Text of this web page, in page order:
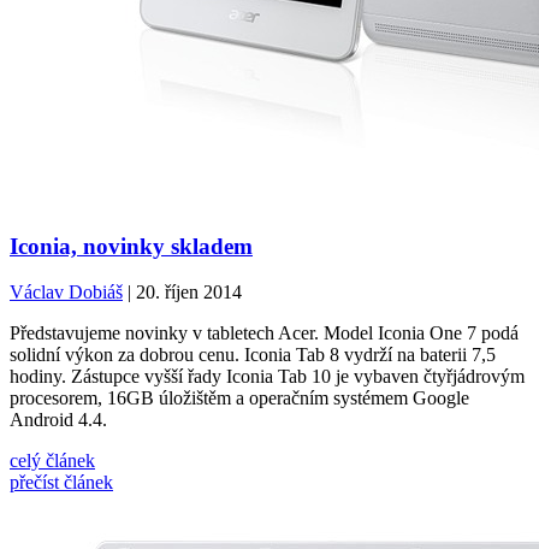
Iconia, novinky skladem
Václav Dobiáš | 20. říjen 2014
Představujeme novinky v tabletech Acer. Model Iconia One 7 podá
solidní výkon za dobrou cenu. Iconia Tab 8 vydrží na baterii 7,5
hodiny. Zástupce vyšší řady Iconia Tab 10 je vybaven čtyřjádrovým
procesorem, 16GB úložištěm a operačním systémem Google
Android 4.4.
celý článek
přečíst článek